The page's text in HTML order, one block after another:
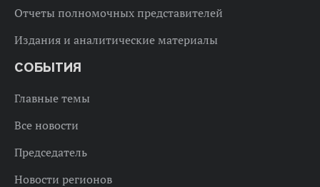
Отчеты полномочных представителей
Издания и аналитические материалы
СОБЫТИЯ
Главные темы
Все новости
Председатель
Новости регионов